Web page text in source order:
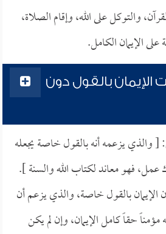
والتوكل على الله، وإقام الصلاة،
على الإيمان الكامل.
بالقول دون
[ والذي يزعمه أنه بالقول خاصة يجعله
عمل، فهو معاند لكتاب الله والسنة ].
الإيمان بالقول خاصة، والذي يزعم أن
حقاً كامل الإيمان، وإن لم يكن